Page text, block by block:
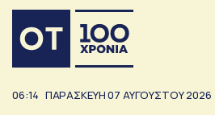
06:14 ΠΑΡΑΣΚΕΥΗ07 ΑΥΓΟΥΣΤΟΥ2026